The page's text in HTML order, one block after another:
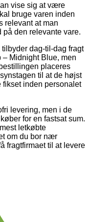
vise sig at være
bruge varen inden
relevant at man
den relevante vare.
dag-til-dag fragt
– Midnight Blue, men
placeres
til at de højst
fikset inden personalet
levering, men i de
for en fastsat sum.
letkøbte
om du bor nær
fragtfirmaet til at levere